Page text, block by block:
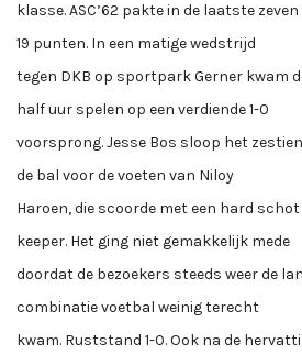
klasse. ASC’62 pakte in de laatste
19 punten. In een matige wedstrijd
tegen DKB op sportpark Gerner kwam
half uur spelen op een verdiende 1-0
voorsprong. Jesse Bos sloop het
de bal voor de voeten van Niloy
Haroen, die scoorde met een hard
keeper. Het ging niet gemakkelijk mede
doordat de bezoekers steeds weer de
combinatie voetbal weinig terecht
kwam. Ruststand 1-0. Ook na de